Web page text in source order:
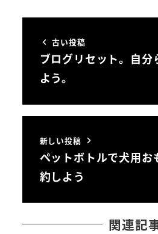
古い投稿
ブログリセット。自分
よう。
新しい投稿
ペットボトルで犬用お
約しよう
関連記